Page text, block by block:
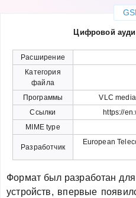
Цифровой
Расширение
Категория
файла
Программы
VLC
Ссылки
https://
MIME type
Разработчик
European
Формат был разработан
устройств, впервые